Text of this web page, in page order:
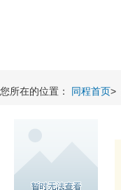
您所在的位置： 同程首页>